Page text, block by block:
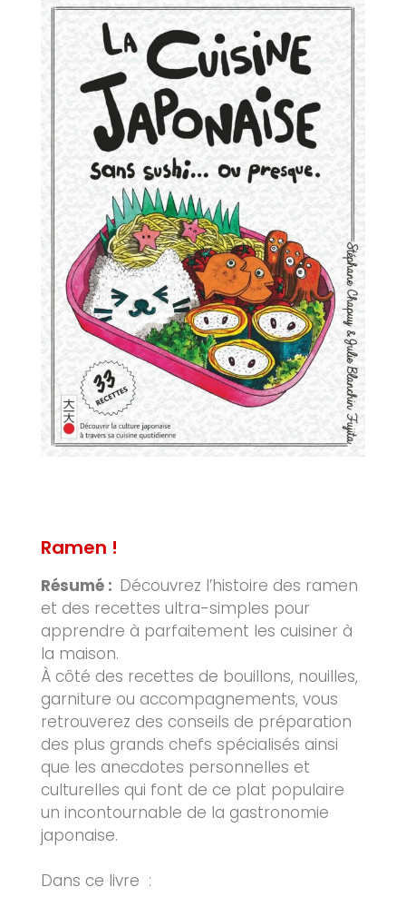
Ramen !
Résumé : Découvrez l’histoire des ramen
et des recettes ultra-simples pour
apprendre à parfaitement les cuisiner à
la maison.
À côté des recettes de bouillons, nouilles,
garniture ou accompagnements, vous
retrouverez des conseils de préparation
des plus grands chefs spécialisés ainsi
que les anecdotes personnelles et
culturelles qui font de ce plat populaire
un incontournable de la gastronomie
japonaise.
Dans ce livre :